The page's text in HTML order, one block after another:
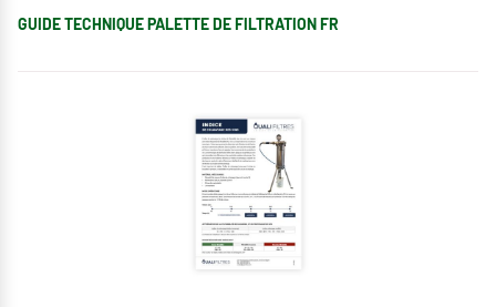
GUIDE TECHNIQUE PALETTE DE FILTRATION FR